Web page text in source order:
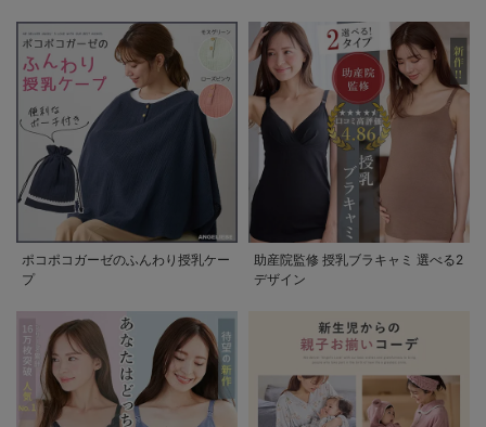
ポコポコガーゼのふんわり授乳ケー
プ
助産院監修 授乳ブラキャミ 選べる2
デザイン